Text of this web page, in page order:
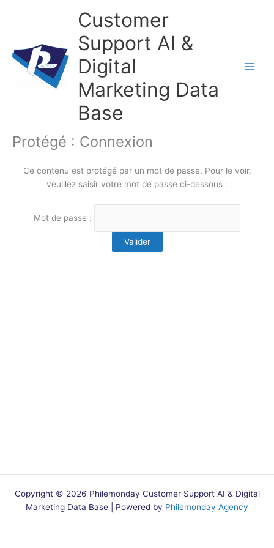
Customer
Support AI &
Digital
Marketing Data
Base
Protégé : Connexion
Ce contenu est protégé par un mot de passe. Pour le voir,
veuillez saisir votre mot de passe ci-dessous :
Mot de passe :
Copyright © 2026 Philemonday Customer Support AI & Digital
Marketing Data Base | Powered by Philemonday Agency